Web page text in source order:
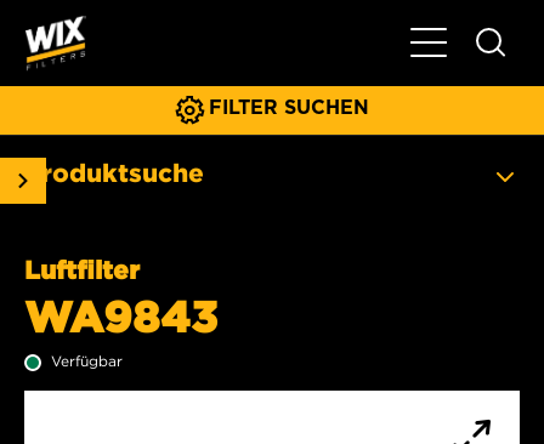
FILTER SUCHEN
Produktsuche
Luftfilter
WA9843
Verfügbar